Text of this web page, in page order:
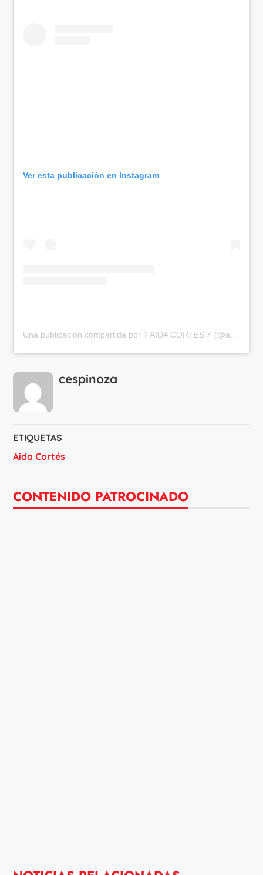
Ver esta publicación en Instagram
cespinoza
ETIQUETAS
Aida Cortés
CONTENIDO PATROCINADO